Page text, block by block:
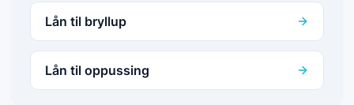
Lån til bryllup
Lån til oppussing